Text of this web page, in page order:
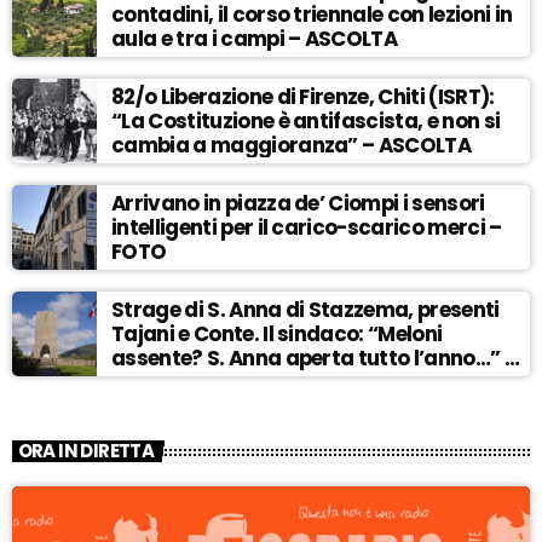
contadini, il corso triennale con lezioni in
aula e tra i campi – ASCOLTA
82/o Liberazione di Firenze, Chiti (ISRT):
“La Costituzione è antifascista, e non si
cambia a maggioranza” – ASCOLTA
Arrivano in piazza de’ Ciompi i sensori
intelligenti per il carico-scarico merci –
FOTO
Strage di S. Anna di Stazzema, presenti
Tajani e Conte. Il sindaco: “Meloni
assente? S. Anna aperta tutto l’anno…” –
ASCOLTA
ORA IN DIRETTA